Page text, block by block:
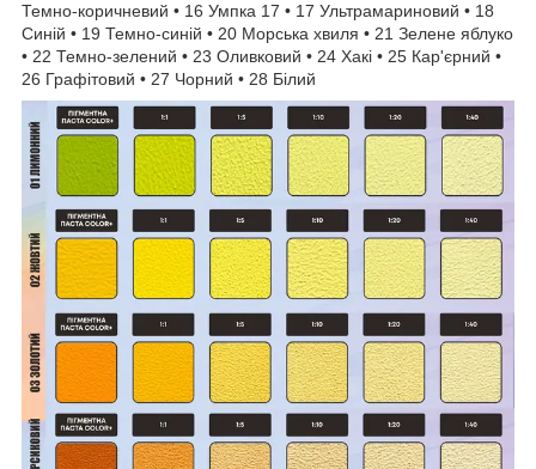
Темно-коричневий • 16 Умпка 17 • 17 Ультрамариновий • 18
Синій • 19 Темно-синій • 20 Морська хвиля • 21 Зелене яблуко
• 22 Темно-зелений • 23 Оливковий • 24 Хакі • 25 Кар'єрний •
26 Графітовий • 27 Чорний • 28 Білий